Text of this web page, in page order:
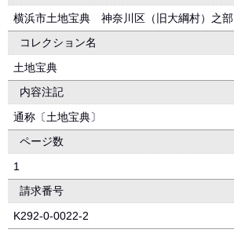
横浜市土地宝典 神奈川区（旧大綱村）之部
コレクション名
土地宝典
内容注記
通称〔土地宝典〕
ページ数
1
請求番号
K292-0-0022-2